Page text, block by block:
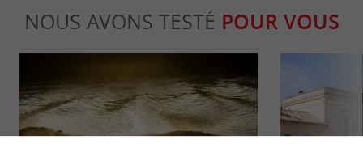
NOUS AVONS TESTÉ POUR VOUS